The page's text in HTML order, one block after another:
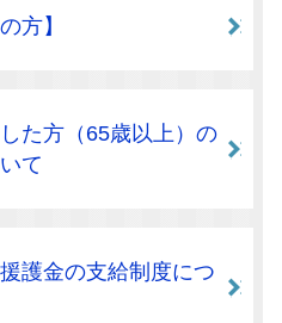
方】
た方（65歳以上）の
て
護金の支給制度につ